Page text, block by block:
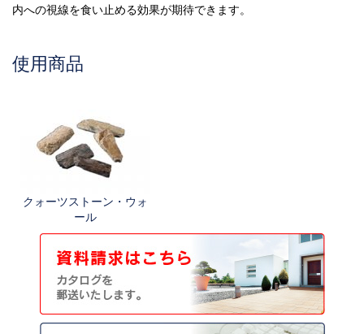
内への視線を食い止める効果が期待できます。
使用商品
クォーツストーン・ウォ
ール